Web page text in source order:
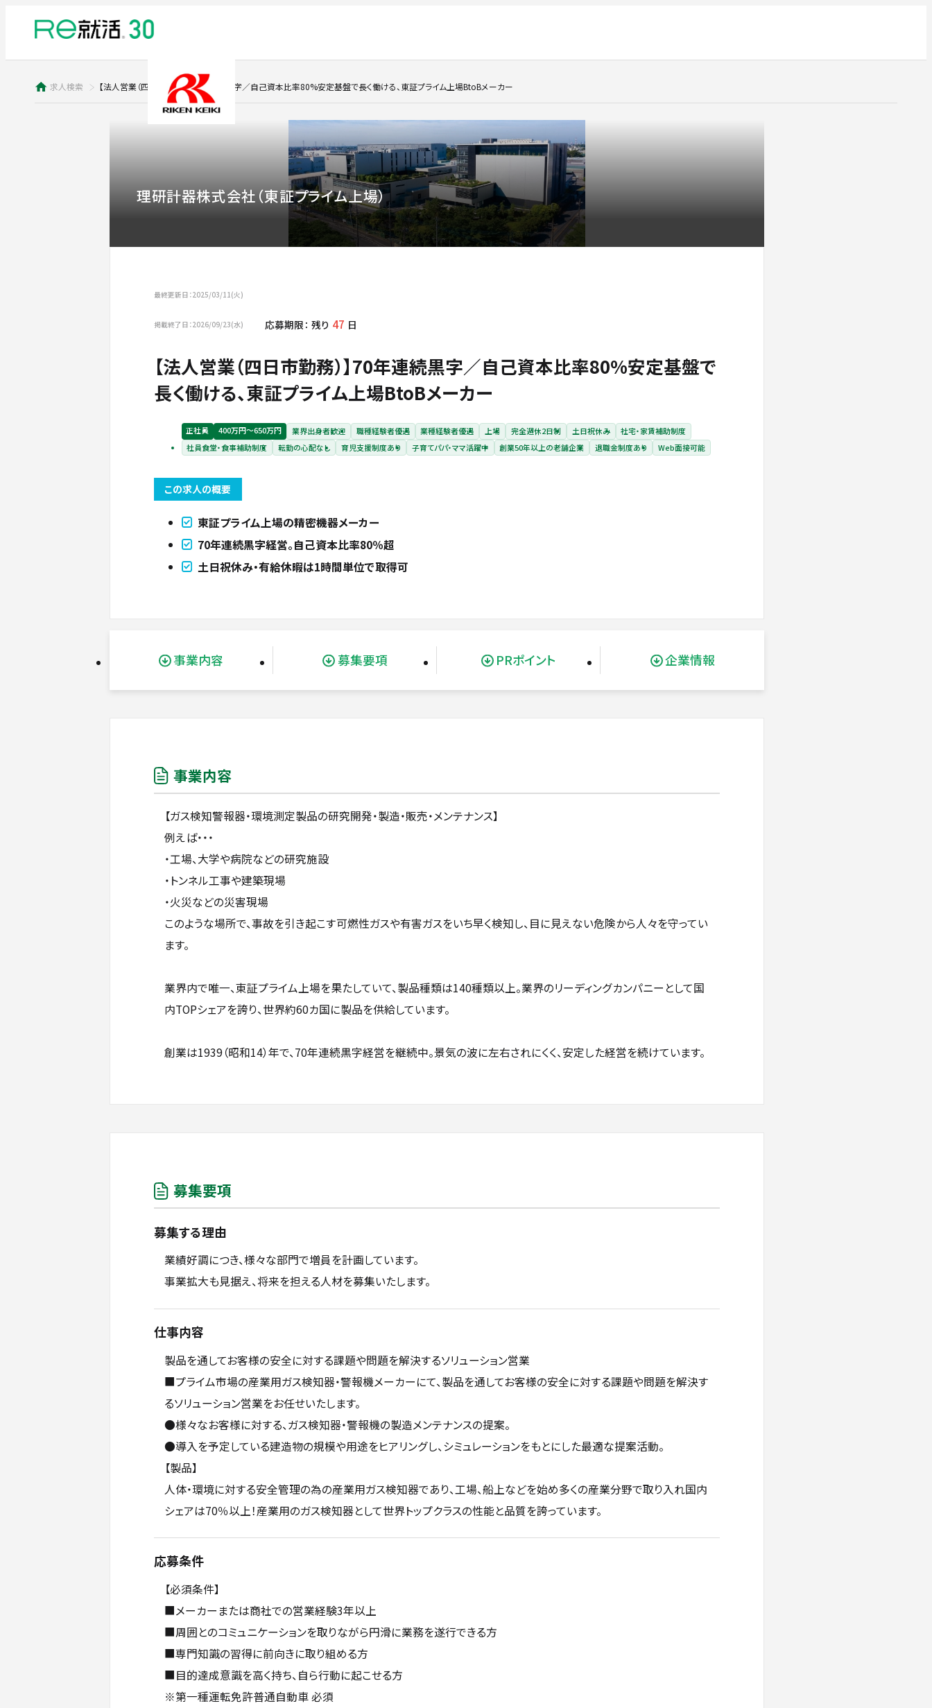
求人検索 【法人営業（四日市勤務）】70年連続黒字／自己資本比率80%安定基盤で長く働ける、東証プライム上場BtoBメーカー
理研計器株式会社（東証プライム上場）
最終更新日：2025/03/11(火)
掲載終了日：2026/09/23(水) 応募期限： 残り 47 日
【法人営業（四日市勤務）】70年連続黒字／自己資本比率80%安定基盤で
長く働ける、東証プライム上場BtoBメーカー
正社員 400万円〜650万円 業界出身者歓迎 職種経験者優遇 業種経験者優遇 上場 完全週休2日制 土日祝休み
社宅・家賃補助制度
社員食堂・食事補助制度
転勤の心配なし 育児支援制度あり 子育てパパ・ママ活躍中 創業50年以上の老舗企業 退職金制度あり Web面接可能
この求人の概要
東証プライム上場の精密機器メーカー
70年連続黒字経営。自己資本比率80％超
土日祝休み・有給休暇は1時間単位で取得可
事業内容 募集要項 PRポイント 企業情報
事業内容
【ガス検知警報器・環境測定製品の研究開発・製造・販売・メンテナンス】
例えば・・・
・工場、大学や病院などの研究施設
・トンネル工事や建築現場
・火災などの災害現場
このような場所で、事故を引き起こす可燃性ガスや有害ガスをいち早く検知し、目に見えない危険から人々を守ってい
ます。
業界内で唯一、東証プライム上場を果たしていて、製品種類は140種類以上。業界のリーディングカンパニーとして国
内TOPシェアを誇り、世界約60カ国に製品を供給しています。
創業は1939（昭和14）年で、70年連続黒字経営を継続中。景気の波に左右されにくく、安定した経営を続けています。
募集要項
募集する理由
業績好調につき、様々な部門で増員を計画しています。
事業拡大も見据え、将来を担える人材を募集いたします。
仕事内容
製品を通してお客様の安全に対する課題や問題を解決するソリューション営業
■プライム市場の産業用ガス検知器・警報機メーカーにて、製品を通してお客様の安全に対する課題や問題を解決す
るソリューション営業をお任せいたします。
●様々なお客様に対する、ガス検知器・警報機の製造メンテナンスの提案。
●導入を予定している建造物の規模や用途をヒアリングし、シミュレーションをもとにした最適な提案活動。
【製品】
人体・環境に対する安全管理の為の産業用ガス検知器であり、工場、船上などを始め多くの産業分野で取り入れ国内
シェアは70％以上！産業用のガス検知器として世界トップクラスの性能と品質を誇っています。
応募条件
【必須条件】
■メーカーまたは商社での営業経験3年以上
■周囲とのコミュニケーションを取りながら円滑に業務を遂行できる方
■専門知識の習得に前向きに取り組める方
■目的達成意識を高く持ち、自ら行動に起こせる方
※第一種運転免許普通自動車 必須